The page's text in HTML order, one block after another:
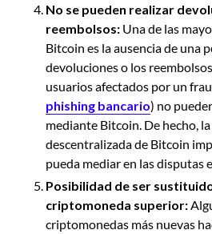
No se pueden realizar
reembolsos: Una de las
Bitcoin es la ausencia de una
devoluciones o los
usuarios afectados por un
phishing bancario) no
mediante Bitcoin. De hecho,
descentralizada de Bitcoin
pueda mediar en las disputas
Posibilidad de ser
criptomoneda superior:
criptomonedas más nuevas